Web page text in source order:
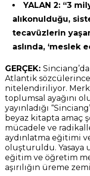
YALAN 2: “3
alıkonulduğu,
tecavüzlerin
aslında, ‘meslek
GERÇEK:
Atlantik sözcülerince
nitelendiriliyor.
toplumsal ayağını
yayınladığı
beyaz kitapta amaç
mücadele ve
aydınlatma eğitimi
oluşturuldu. Yasaya
eğitim ve öğretim
aşırılığın üreme